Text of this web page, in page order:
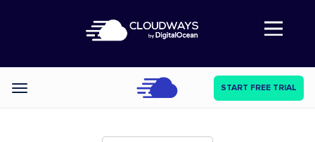
Abre a navegação
Categories START FREE TRIAL